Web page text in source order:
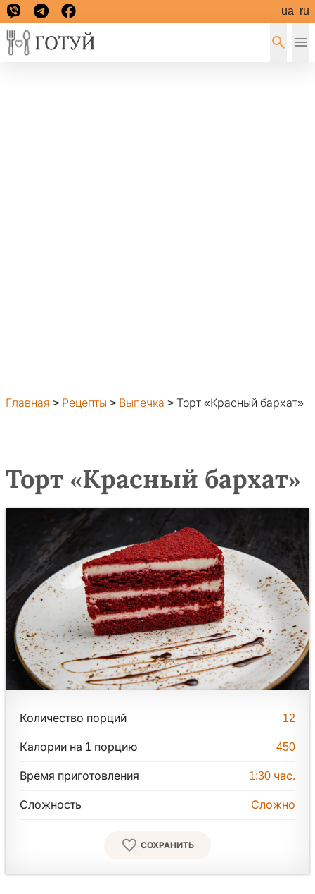
ua ru
Главная > Рецепты > Выпечка > Торт «Красный бархат»
Торт «Красный бархат»
Количество порций 12
Калории на 1 порцию 450
Время приготовления 1:30 час.
Сложность Сложно
СОХРАНИТЬ